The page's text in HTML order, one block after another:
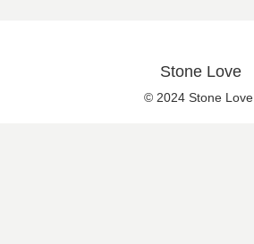
Stone Love
© 2024 Stone Love.